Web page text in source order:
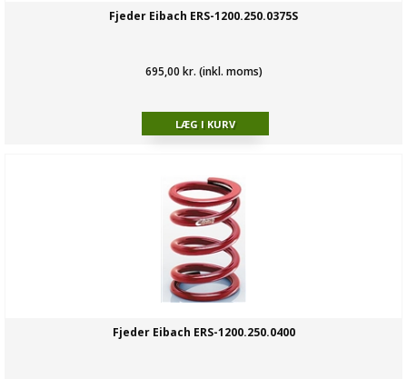
Fjeder Eibach ERS-1200.250.0375S
695,00 kr. (inkl. moms)
Fjeder Eibach ERS-1200.250.0400